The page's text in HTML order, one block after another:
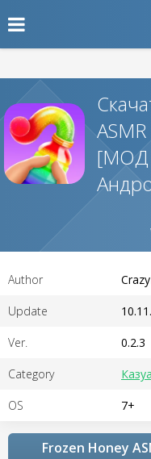
[МОД
Author
Update
Ver. 0.2.3
Category
OS 7+
Frozen Honey